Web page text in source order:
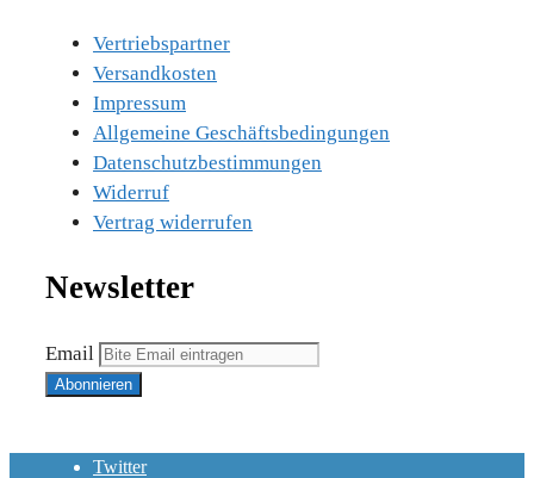
Vertriebspartner
Versandkosten
Impressum
Allgemeine Geschäftsbedingungen
Datenschutzbestimmungen
Widerruf
Vertrag widerrufen
Newsletter
Email
Twitter